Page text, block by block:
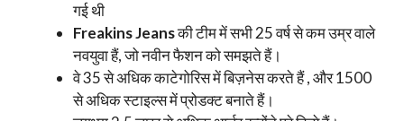
गई थी
Freakins Jeansकी टीम में सभी 25 वर्ष से कम उम्र वाले
नवयुवा हैं, जो नवीन फैशन को समझते हैं।
वे 35 से अधिक काटेगोरिस में बिज़नेस करते हैं , और 1500
से अधिक स्टाइल्स में प्रोडक्ट बनाते हैं।